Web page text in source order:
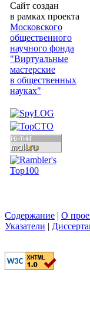
Сайт создан
в рамках проекта
Московского
общественного
научного фонда
"Виртуальные
мастерские
в общественных
науках"
Содержание | О
Указатели |